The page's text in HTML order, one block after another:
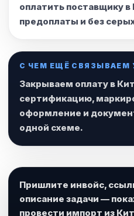
оплатить поставщику в
предоплаты и без
С ЧЕМ ЕЩЁ СВЯЗЫВАЕМ
Закрываем оплату в
сертификацию,
оформление и
одной схеме.
Пришлите инвойс,
описание задачи —
провести импорт из